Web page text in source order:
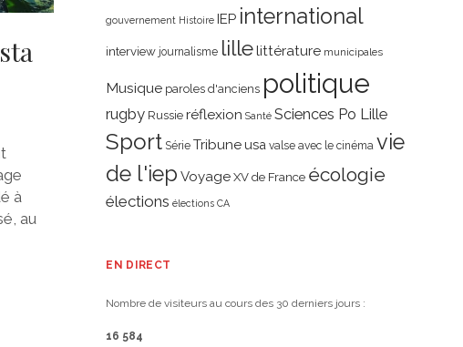
à
au
gouvernement Histoire IEP international
interview journalisme lillelittérature municipales
Musique paroles d'anciens politique
rugby Russie réflexion Santé Sciences Po Lille
Sport Série Tribune usa valse avec le cinéma vie
de l'iep Voyage XV de France écologie
élections élections CA
EN DIRECT
Nombre de visiteurs au cours des 30 derniers jours :
16 584